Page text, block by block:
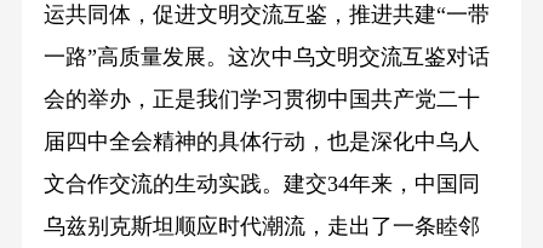
运共同体，促进文明交流互鉴，推进共建“一带
一路”高质量发展。这次中乌文明交流互鉴对话
会的举办，正是我们学习贯彻中国共产党二十
届四中全会精神的具体行动，也是深化中乌人
文合作交流的生动实践。建交34年来，中国同
乌兹别克斯坦顺应时代潮流，走出了一条睦邻